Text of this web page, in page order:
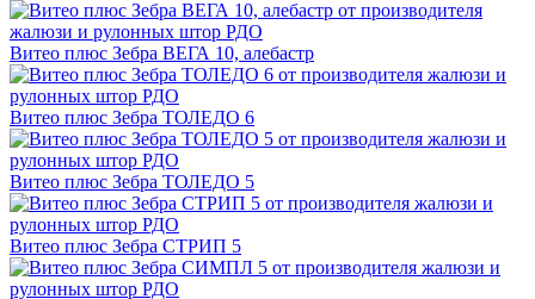
Витео плюс Зебра ВЕГА 10, алебастр
Витео плюс Зебра ТОЛЕДО 6
Витео плюс Зебра ТОЛЕДО 5
Витео плюс Зебра СТРИП 5